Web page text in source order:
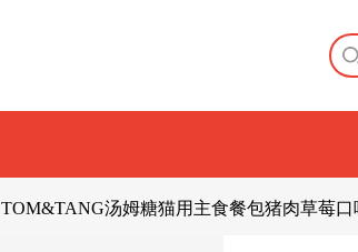
TOM&TANG汤姆糖猫用主食餐包猪肉草莓口